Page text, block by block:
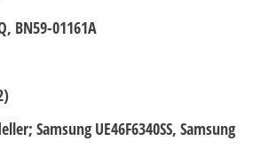
BN59-01161A
Samsung UE46F6340SS, Samsung